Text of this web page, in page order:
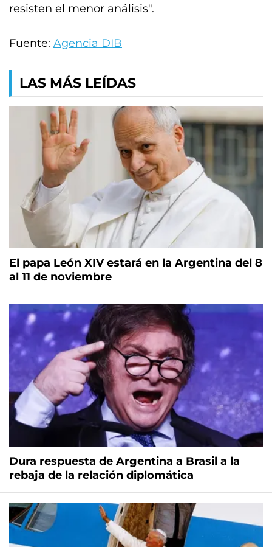
resisten el menor análisis".
Fuente: Agencia DIB
LAS MÁS LEÍDAS
El papa León XIV estará en la Argentina del 8
al 11 de noviembre
Dura respuesta de Argentina a Brasil a la
rebaja de la relación diplomática